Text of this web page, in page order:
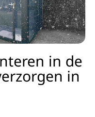
in de
in